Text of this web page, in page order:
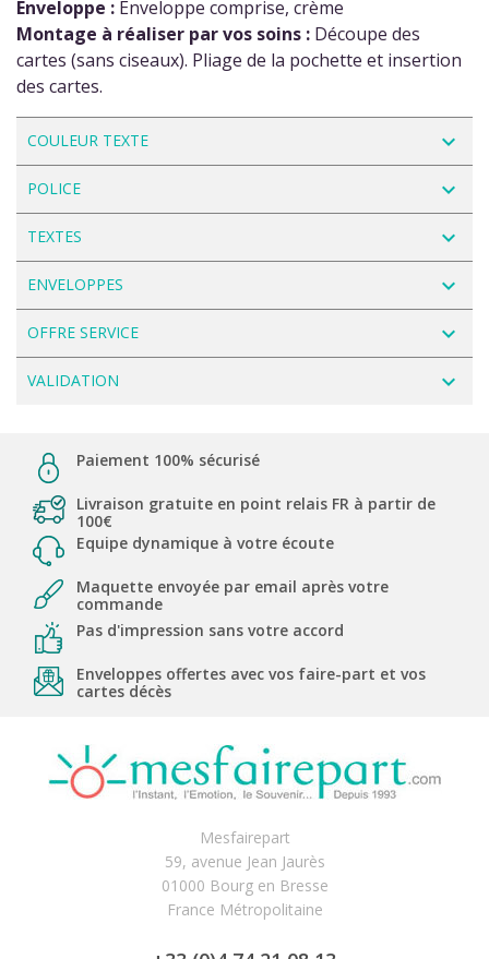
Enveloppe : Enveloppe comprise, crème
Montage à réaliser par vos soins : Découpe des
cartes (sans ciseaux). Pliage de la pochette et insertion
des cartes.
COULEUR TEXTE navigate_next
POLICE navigate_next
TEXTES navigate_next
ENVELOPPES navigate_next
OFFRE SERVICE navigate_next
VALIDATION navigate_next
Paiement 100% sécurisé
Livraison gratuite en point relais FR à partir de
100€
Equipe dynamique à votre écoute
Maquette envoyée par email après votre
commande
Pas d'impression sans votre accord
Enveloppes offertes avec vos faire-part et vos
cartes décès
Mesfairepart
59, avenue Jean Jaurès
01000 Bourg en Bresse
France Métropolitaine